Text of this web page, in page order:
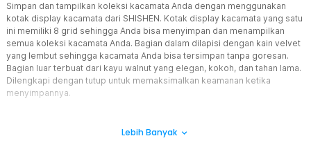
Simpan dan tampilkan koleksi kacamata Anda dengan menggunakan
kotak display kacamata dari SHISHEN. Kotak display kacamata yang satu
ini memiliki 8 grid sehingga Anda bisa menyimpan dan menampilkan
semua koleksi kacamata Anda. Bagian dalam dilapisi dengan kain velvet
yang lembut sehingga kacamata Anda bisa tersimpan tanpa goresan.
Bagian luar terbuat dari kayu walnut yang elegan, kokoh, dan tahan lama.
Dilengkapi dengan tutup untuk memaksimalkan keamanan ketika
menyimpannya.
Lebih Banyak